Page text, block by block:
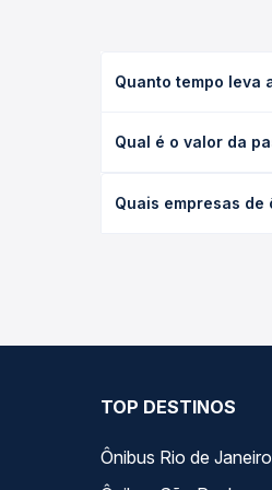
Quanto tempo leva
leito) e as condições
Qual é o valor da
antecedência da
Quais empresas
TOP DESTINOS
Ônibus Rio de Janeiro